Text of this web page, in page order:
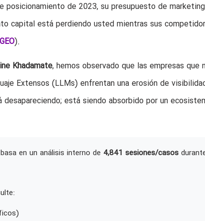
de 2023, su presupuesto de
capital está perdiendo usted mientras sus
).
Khadamate, hemos observado que las empresas que
Extensos (LLMs) enfrentan una erosión de
está siendo absorbido por un
en un análisis interno de 4,841 sesiones/casos